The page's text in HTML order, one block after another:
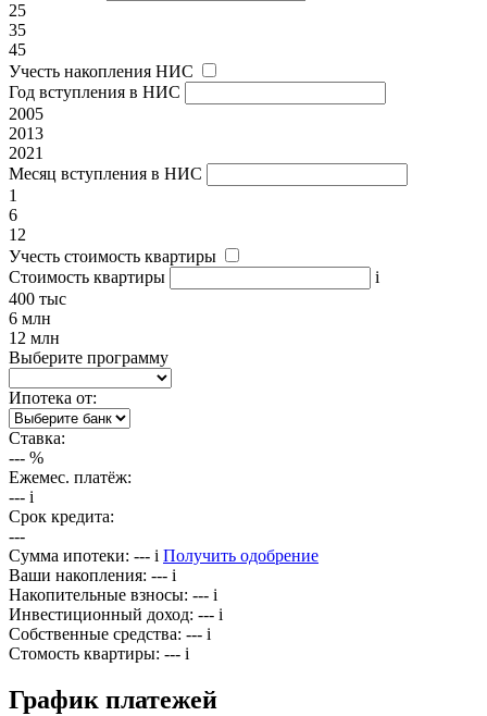
25
35
45
Учесть накопления НИС
Год вступления в НИС
2005
2013
2021
Месяц вступления в НИС
1
6
12
Учесть стоимость квартиры
Стоимость квартиры
i
400 тыс
6 млн
12 млн
Выберите программу
Ипотека от:
Ставка:
--- %
Ежемес. платёж:
--- i
Срок кредита:
---
Сумма ипотеки: --- i Получить одобрение
Ваши накопления: --- i
Накопительные взносы: --- i
Инвестиционный доход: --- i
Собственные средства: --- i
Стомость квартиры: --- i
График платежей